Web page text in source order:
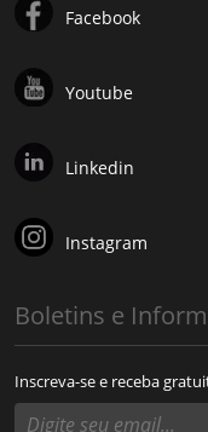
Facebook
Youtube
Linkedin
Instagram
Boletins e
Inscreva-se e receba